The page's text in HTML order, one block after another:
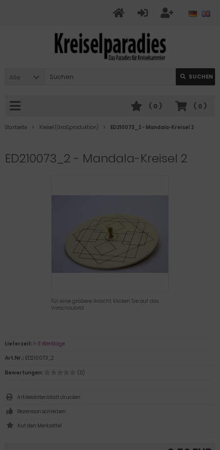
Alle SUCHEN
( 0 )
( 0 )
Startseite Kreisel (Großproduktion) ED210073_2 - Mandala-Kreisel 2
ED210073_2 - Mandala-Kreisel 2
Für eine größere Ansicht klicken Sie auf das
Vorschaubild
Lieferzeit: 1-3 Werktage
Art.Nr.: ED210073_2
Bewertungen:
(0)
Artikeldatenblatt drucken
Rezension schreiben